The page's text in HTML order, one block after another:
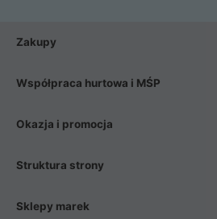
Zakupy
Współpraca hurtowa i MŚP
Okazja i promocja
Struktura strony
Sklepy marek